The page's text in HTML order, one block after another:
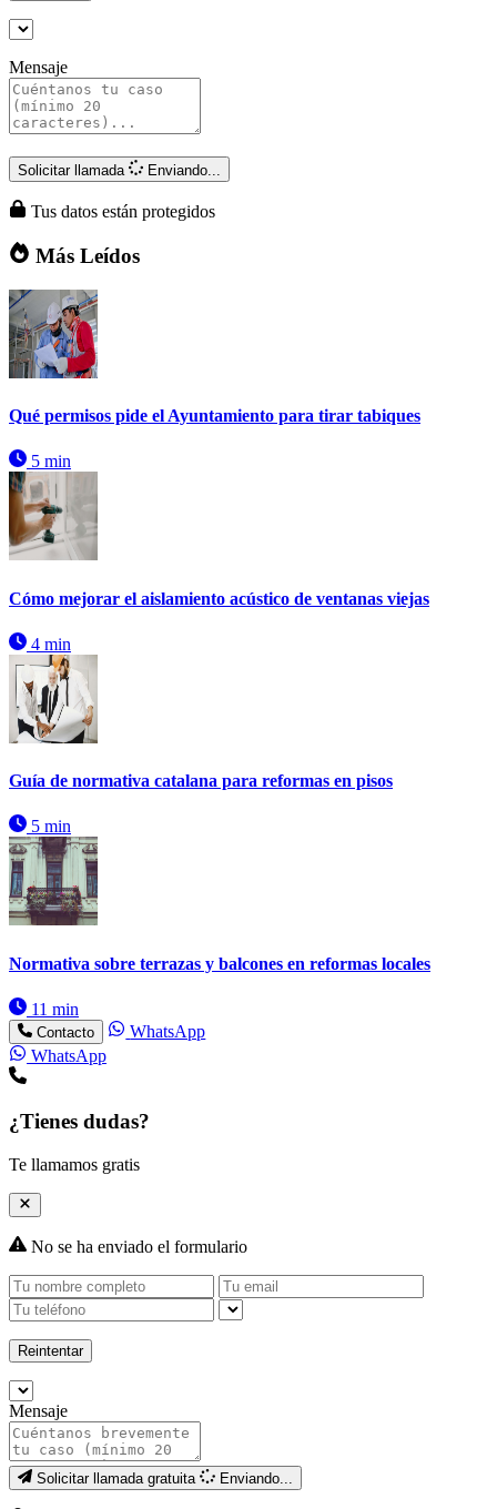
Mensaje
Solicitar llamada Enviando...
Tus datos están protegidos
Más Leídos
Qué permisos pide el Ayuntamiento para tirar tabiques
5 min
Cómo mejorar el aislamiento acústico de ventanas viejas
4 min
Guía de normativa catalana para reformas en pisos
5 min
Normativa sobre terrazas y balcones en reformas locales
11 min
Contacto
WhatsApp
WhatsApp
¿Tienes dudas?
Te llamamos gratis
No se ha enviado el formulario
Reintentar
Mensaje
Solicitar llamada gratuita Enviando...